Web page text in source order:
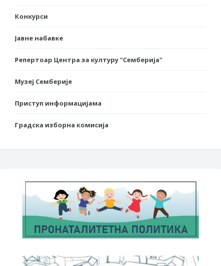
Конкурси
Јавне набавке
Репертоар Центра за културу "Семберија"
Музеј Семберије
Приступ информацијама
Градска изборна комисија